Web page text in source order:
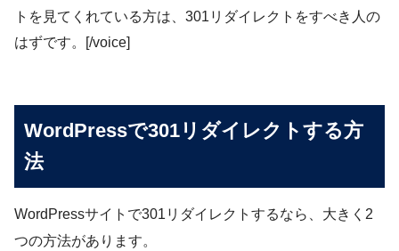
トを見てくれている方は、301リダイレクトをすべき人の
はずです。[/voice]
WordPressで301リダイレクトする方
法
WordPressサイトで301リダイレクトするなら、大きく2
つの方法があります。